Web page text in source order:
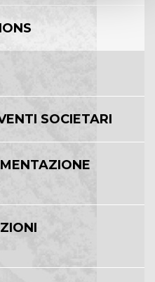
SOCIETARI